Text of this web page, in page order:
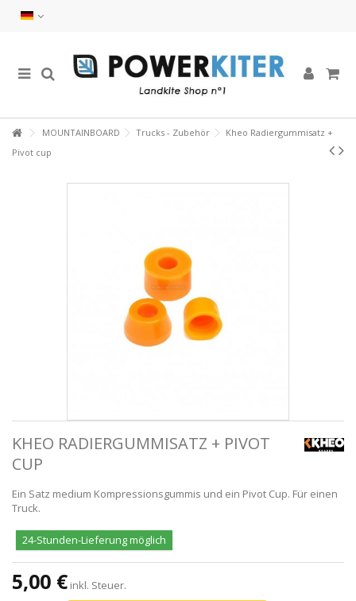
MOUNTAINBOARD Trucks - Zubehör
Kheo Radiergummisatz +
Pivot cup
KHEO RADIERGUMMISATZ + PIVOT
CUP
Ein Satz medium Kompressionsgummis und ein Pivot Cup. Für einen
Truck.
24-Stunden-Lieferung möglich
5,00 € inkl. Steuer.